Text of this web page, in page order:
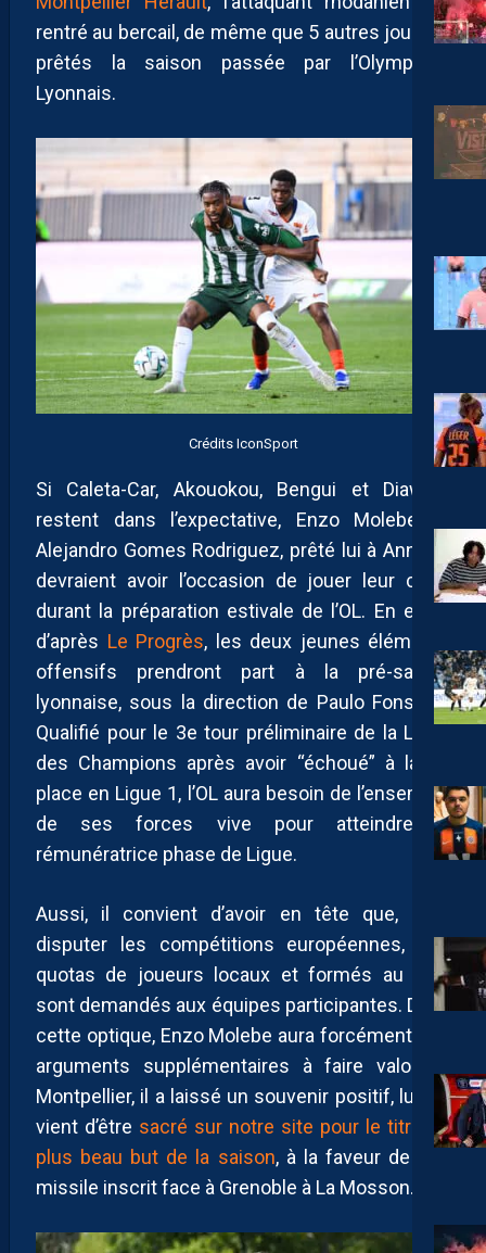
rentré au bercail, de même que 5 autres joueurs
prêtés la saison passée par l’Olympique
Lyonnais.
Crédits IconSport
Si Caleta-Car, Akouokou, Bengui et Diawara
restent dans l’expectative, Enzo Molebe et
Alejandro Gomes Rodriguez, prêté lui à Annecy,
devraient avoir l’occasion de jouer leur carte
durant la préparation estivale de l’OL. En effet,
d’après Le Progrès, les deux jeunes éléments
offensifs prendront part à la pré-saison
lyonnaise, sous la direction de Paulo Fonseca.
Qualifié pour le 3e tour préliminaire de la Ligue
des Champions après avoir “échoué” à la 4e
place en Ligue 1, l’OL aura besoin de l’ensemble
de ses forces vive pour atteindre la
rémunératrice phase de Ligue.
Aussi, il convient d’avoir en tête que, pour
disputer les compétitions européennes, des
quotas de joueurs locaux et formés au club
sont demandés aux équipes participantes. Dans
cette optique, Enzo Molebe aura forcément des
arguments supplémentaires à faire valoir. À
Montpellier, il a laissé un souvenir positif, lui qui
vient d’être sacré sur notre site pour le titre de
plus beau but de la saison, à la faveur de son
missile inscrit face à Grenoble à La Mosson.